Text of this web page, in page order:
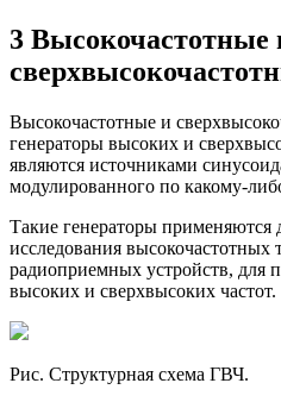
3 Высокочастотные
Высокочастотные и
генераторы высоких и
являются источниками
модулированного по какому-
Такие генераторы применяются
исследования высокочастотных
радиоприемных устройств, для
высоких и сверхвысоких частот.
Рис. Структурная схема ГВЧ.